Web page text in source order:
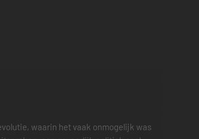
waarin het vaak onmogelijk was